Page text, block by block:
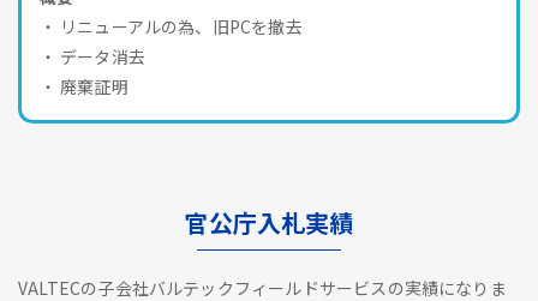
リニューアルの為、旧PCを撤去
データ消去
廃棄証明
官公庁入札実績
VALTECの子会社バルテックフィールドサービスの実績になりま